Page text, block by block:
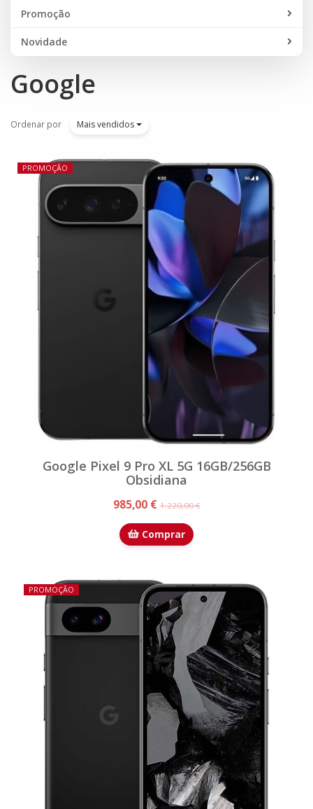
Promoção
Novidade
Google
Ordenar por Mais vendidos
PROMOÇÃO
Google Pixel 9 Pro XL 5G 16GB/256GB
Obsidiana
985,00 €1.220,00 €
Comprar
PROMOÇÃO